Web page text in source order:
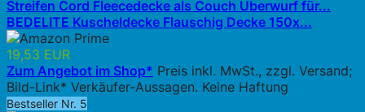
BEDELITE Kuscheldecke Flauschig Decke 150x...
19,53 EUR
Zum Angebot im Shop* Preis inkl. MwSt., zzgl. Versand;
Bild-Link* Verkäufer-Aussagen. Keine Haftung
Bestseller Nr. 5